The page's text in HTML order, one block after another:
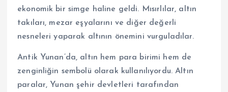
ekonomik bir simge haline geldi. Mısırlılar, altın
takıları, mezar eşyalarını ve diğer değerli
nesneleri yaparak altının önemini vurguladılar.
Antik Yunan’da, altın hem para birimi hem de
zenginliğin sembolü olarak kullanılıyordu. Altın
paralar, Yunan şehir devletleri tarafından